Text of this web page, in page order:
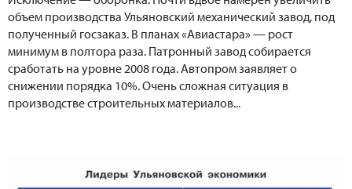
объем производства Ульяновский механический завод, под
полученный госзаказ. В планах «Авиастара» — рост
минимум в полтора раза. Патронный завод собирается
сработать на уровне 2008 года. Автопром заявляет о
снижении порядка 10%. Очень сложная ситуация в
производстве строительных материалов...